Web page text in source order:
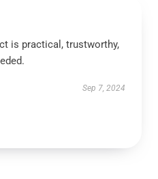
is practical, trustworthy,
Sep 7, 2024